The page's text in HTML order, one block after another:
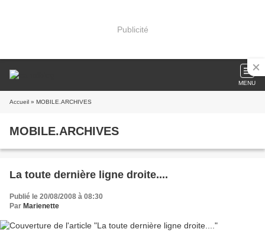
Publicité
MENU
Accueil » MOBILE.ARCHIVES
MOBILE.ARCHIVES
La toute dernière ligne droite....
Publié le 20/08/2008 à 08:30
Par Marienette